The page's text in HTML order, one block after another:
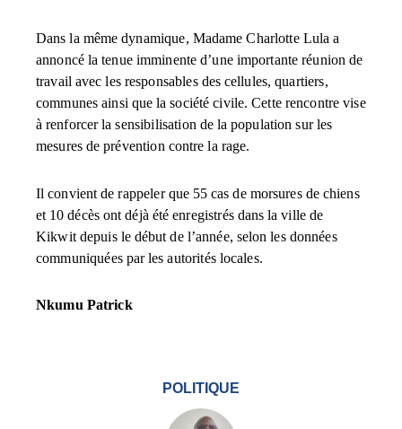
Dans la même dynamique, Madame Charlotte Lula a
annoncé la tenue imminente d’une importante réunion de
travail avec les responsables des cellules, quartiers,
communes ainsi que la société civile. Cette rencontre vise
à renforcer la sensibilisation de la population sur les
mesures de prévention contre la rage.
Il convient de rappeler que 55 cas de morsures de chiens
et 10 décès ont déjà été enregistrés dans la ville de
Kikwit depuis le début de l’année, selon les données
communiquées par les autorités locales.
Nkumu Patrick
POLITIQUE